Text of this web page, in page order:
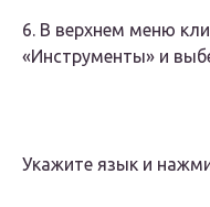
6. В верхнем меню
«Инструменты» и
Укажите язык и